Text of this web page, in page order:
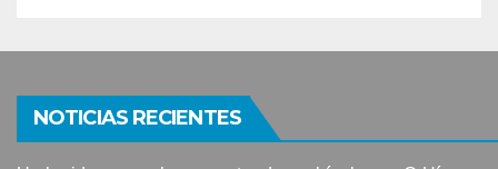
NOTICIAS RECIENTES